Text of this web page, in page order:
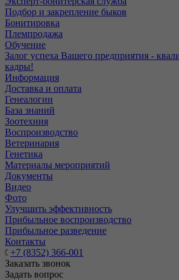
Подбор и закрепление быков
Бонитировка
Племпродажа
Обучение
Залог успеха Вашего предприятия -
кадры!
Информация
Доставка и оплата
Генеалогии
База знаний
Зоотехния
Воспроизводство
Ветеринария
Генетика
Материалы мероприятий
Документы
Видео
Фото
Улучшить эффективность
Прибыльное воспроизводство
Прибыльное разведение
Контакты
+7 (8352) 366-001
Заказать звонок
Задать вопрос